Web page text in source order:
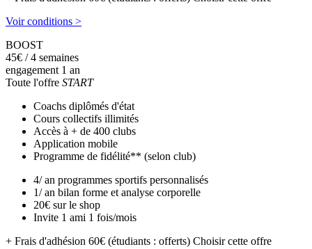
Voir conditions >
BOOST
45€ / 4 semaines
engagement 1 an
Toute l'offre START
Coachs diplômés d'état
Cours collectifs illimités
Accès à + de 400 clubs
Application mobile
Programme de fidélité** (selon club)
4/ an programmes sportifs personnalisés
1/ an bilan forme et analyse corporelle
20€ sur le shop
Invite 1 ami 1 fois/mois
+ Frais d'adhésion 60€ (étudiants : offerts) Choisir cette offre